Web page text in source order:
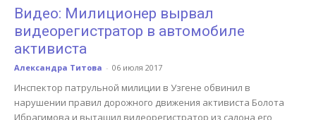
Видео: Милиционер вырвал
видеорегистратор в автомобиле
активиста
Александра Титова - 06 июля 2017
Инспектор патрульной милиции в Узгене обвинил в
нарушении правил дорожного движения активиста Болота
Ибрагимова и вытащил видеорегистратор из салона его